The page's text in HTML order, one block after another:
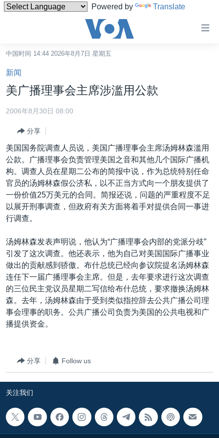
Powered by Translate
碍
链
接
跳
转
容
到
航
到
检
港澳
国际
最新国际新闻
印太
中东
欧洲
非洲
美洲
全球议题
分类新闻
经济·金融·贸易
人权·法律·宗教
科教·文娱·体健
军事
劳工
环境
美中关系
热点专题
白宫要闻
国会报道
美中关系
美国建国250周年
埃博拉疫情
美国之音专访
重要讲话与声明
南中国海争端
关注西藏
关注新疆
GEN Z 看美国
VOA视频
VOA今日焦点
中文广播
关注我们
中国时间 14:44 2026年8月7日 星期五
新闻
美广播理事会主席涉滥用公款
2006年8月30日 08:00
分享
美国国务院调查人员说，美国广播理事会主席汤姆林森滥用
公款。广播理事会负责管理美国之音和其他几个国际广播机
构。调查人员在星期二公布的简报中说，作为总统特别任命
官员的汤姆林森假公济私，以不正当方式向一个朋友提供了
一份价值25万美元的合同。简报还说，问题的严重程度不足
以展开刑事调查，但政府有关方面将着手对提供合同一事进
行调查。
汤姆林森发表声明说，他认为“广播理事会内部的党派分歧”
引发了这次调查。他还表示，他为自己对美国国际广播事业
做出的贡献感到骄傲。布什总统已经向参议院提名汤姆林森
连任下一届广播理事会主席。但是，去年要求进行这次调查
的三位民主党议员星期二写信给布什总统，要求撤换汤姆林
森。去年，汤姆林森由于受到类似指控辞去公共广播公司理
事会理事的职务。公共广播公司负责为美国的公共电视和广
播提供资金。
分享 Follow us
关注我们